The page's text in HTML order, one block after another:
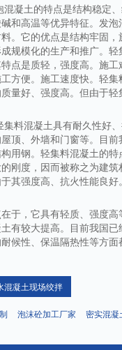
混凝土的特点是结构稳定
和高温等优异特征。发
。它的优点是结构牢固
规模化的生产和推广。
点是质轻，强度高。施
方便。施工速度快。轻
量好、强度高。但由于
集料混凝土具有耐久性好
顶、外墙和门窗等。目
用钢。轻集料混凝土的
刚度，因而被称之为建
其强度高、抗火性能良
于，它具有轻质、强度
有较大提高。目前我国
候性、保温隔热性等方
混凝土现场绞拌
泡沫砼加工厂家 密实混凝